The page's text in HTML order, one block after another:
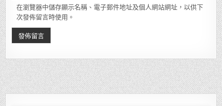
在瀏覽器中儲存顯示名稱、電子郵件地址及個人網站網址，以供下
次發佈留言時使用。